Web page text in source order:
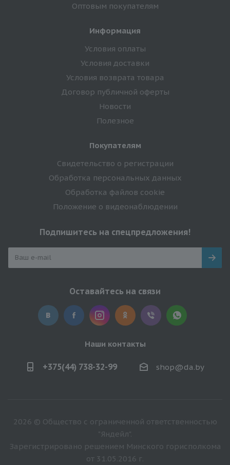
Оптовым покупателям
Информация
Условия оплаты
Условия доставки
Условия возврата товара
Договор публичной оферты
Новости
Полезное
Покупателям
Свидетельство о регистрации
Обработка персональных данных
Обработка файлов cookie
Положение о видеонаблюдении
Подпишитесь на спецпредложения!
Оставайтесь на связи
Наши контакты
+375(44) 738-32-99 shop@da.by
2026 © Общество с ограниченной ответственностью
"Яндейл".
Зарегистрировано решением Минского горисполкома
от 31.05.2016 г.